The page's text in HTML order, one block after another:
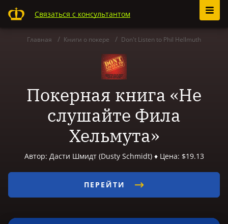
Связаться с консультантом
Главная Книги о покере Don't Listen to Phil Hellmuth
Покерная книга «Не
слушайте Фила
Хельмута»
Автор: Дасти Шмидт (Dusty Schmidt) ♦ Цена: $19.13
ПЕРЕЙТИ